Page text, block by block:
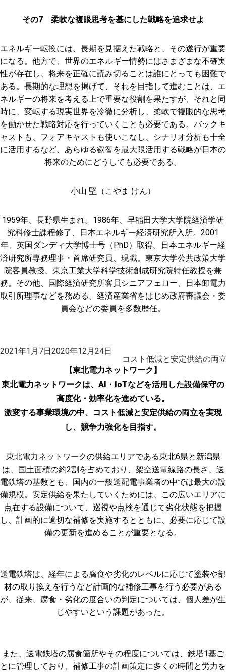
その7 柔軟な複眼思考を基にした戦略を追求せよ
エネルギー転換には、長期を見据えた戦略と、その遂行が重要
になる。他方で、世界のエネルギー情勢にはさまざまな不確実
性が存在し、将来を正確に読み切ることは誰にとっても困難で
ある。長期的な理想を掲げて、それを目指して進むことは、エ
ネルギーの将来を考える上で重要な役割を果たすが、それと同
時に、変転する現実世界を冷徹に分析し、柔軟で複眼的な思考
を働かせた戦略対応を行っていくことも必要である。バックキ
ャストも、フォアキャストも使いこなし、シナリオ分析も十全
に活用するなど、あらゆる叡智を最大限活用する戦略が日本の
将来のためにどうしても必要である。
小山 堅（こやま けん）
1959年、長野県生まれ。1986年、早稲田大学大学院経済学研
究科修士課程修了、日本エネルギー経済研究所入所。2001
年、英国ダンディ大学博士号（PhD）取得。日本エネルギー経
済研究所専務理事・首席研究員、現職。東京大学公共政策大学
院客員教授、東京工業大学科学技術創成研究院特任教授を兼
務。その他、国際経済研究所客員シニアフェロー、日本卸電力
取引所理事などを務める。経済産業省をはじめ政府審議会・委
員会などの委員を多数歴任。
投
2021年1月7日 2020年12月24日
コスト低減と安定供給の両
【東北電力ネットワーク】
東北電力ネットワークは、AI・IoTなどを活用した設備保守の
高度化・効率化を進めている。
激変する事業環境の中、コスト低減と安定供給の両立を実現
し、競争力強化を目指す。
東北電力ネットワークの供給エリアである東北6県と新潟県
は、国土面積の約2割を占めており、架空送電線路の長さ、送
電鉄塔の基数とも、国内の一般送配電事業者の中では最大の設
備規模。安定供給を果たしていくためには、この広いエリアに
点在する設備について、巡視や点検を通じて劣化状態を把握
し、計画的に適切な補修を実施するとともに、必要に応じて設
備の更新を進めることが重要となる。
送電鉄塔は、経年による腐食や劣化のレベルに応じて塗装や部
材の取り換えを行うなど計画的な補修工事を行う必要がある
が、従来、腐食・劣化の度合いの判定については、個人差が生
じやすいという課題があった。
また、送電鉄塔の腐食箇所やその程度については、鉄塔1基ご
とに管理しており、補修工事の計画策定に多くの時間と労力を